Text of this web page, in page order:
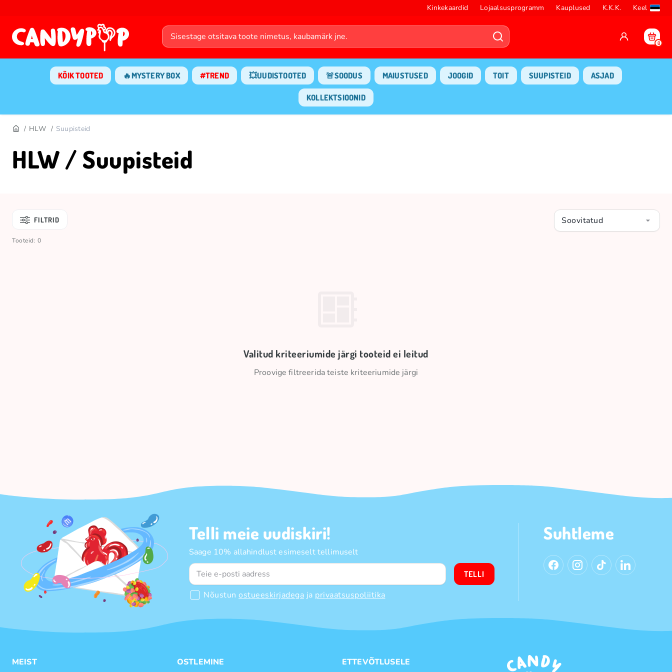
Kinkekaardid Lojaalsusprogramm Kauplused K.K.K. Keel
0
KÕIK TOOTED 🔥MYSTERY BOX #TREND 💥UUDISTOOTED 🚨SOODUS MAIUSTUSED JOOGID TOIT SUUPISTEID ASJAD
KOLLEKTSIOONID
HLW Suupisteid
HLW / Suupisteid
FILTRID Soovitatud
Tooteid: 0
Valitud kriteeriumide järgi tooteid ei leitud
Proovige filtreerida teiste kriteeriumide järgi
Telli meie uudiskiri!
Saage 10% allahindlust esimeselt tellimuselt
Nõustun ostueeskirjadega ja privaatsuspoliitika
TELLI
Suhtleme
MEIST OSTLEMINE ETTEVÕTLUSELE